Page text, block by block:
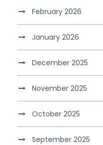
February 2026
January 2026
December 2025
November 2025
October 2025
September 2025